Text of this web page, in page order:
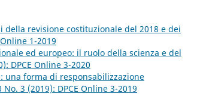
della revisione costituzionale del 2018 e dei
1-2019
ed europeo: il ruolo della scienza e del
DPCE Online 3-2020
una forma di responsabilizzazione
No. 3 (2019): DPCE Online 3-2019